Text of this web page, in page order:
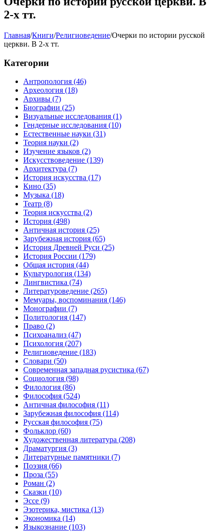
2-х тт.
Главная/Книги/Религиоведение/Очерки по истории русской
церкви. В 2-х тт.
Категории
Антропология (46)
Археология (18)
Архивы (7)
Биографии (25)
Визуальные исследования (1)
Гендерные исследования (10)
Естественные науки (31)
Теория науки (2)
Изучение языков (2)
Искусствоведение (139)
Архитектура (7)
История искусства (17)
Кино (35)
Музыка (18)
Театр (8)
Теория искусства (2)
История (498)
Античная история (25)
Зарубежная история (65)
История Древней Руси (25)
История России (179)
Общая история (44)
Культурология (134)
Лингвистика (74)
Литературоведение (265)
Мемуары, воспоминания (146)
Монографии (7)
Политология (147)
Право (2)
Психоанализ (47)
Психология (207)
Религиоведение (183)
Словари (50)
Современная западная русистика (67)
Социология (98)
Филология (86)
Философия (524)
Античная философия (11)
Зарубежная философия (114)
Русская философия (75)
Фольклор (60)
Художественная литература (208)
Драматургия (3)
Литературные памятники (7)
Поэзия (66)
Проза (55)
Роман (2)
Сказки (10)
Эссе (9)
Эзотерика, мистика (13)
Экономика (14)
Языкознание (103)